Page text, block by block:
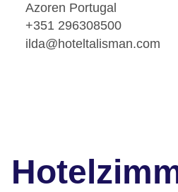
Azoren Portugal
+351 296308500
ilda@hoteltalisman.com